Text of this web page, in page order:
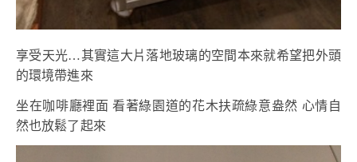
享受天光…其實這大片落地玻璃的空間本來就希望把外頭
的環境帶進來
坐在咖啡廳裡面 看著綠園道的花木扶疏綠意盎然 心情自
然也放鬆了起來